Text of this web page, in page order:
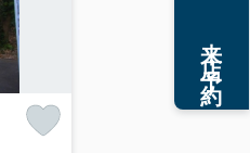
来店予約